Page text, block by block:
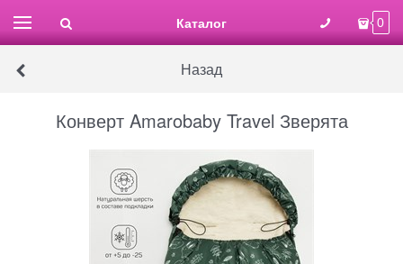
Каталог 0
Назад
Конверт Amarobaby Travel Зверята